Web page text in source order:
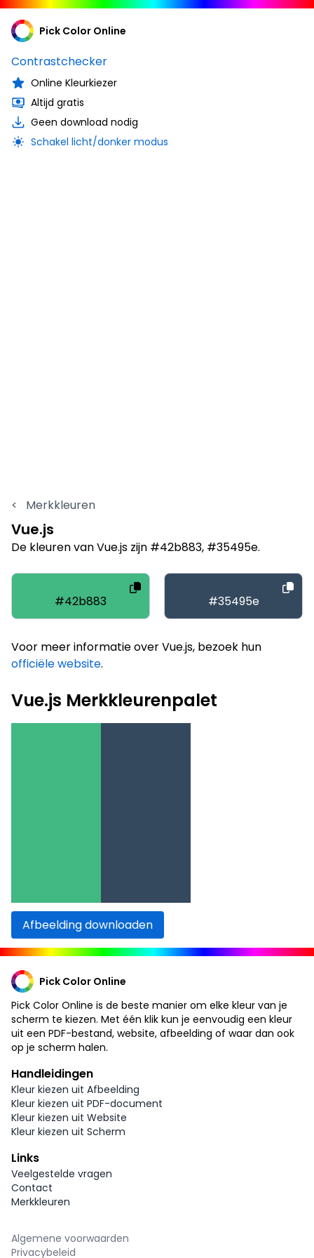
Pick Color Online
Contrastchecker
Online Kleurkiezer
Altijd gratis
Geen download nodig
Schakel licht/donker modus
< Merkkleuren
Vue.js
De kleuren van Vue.js zijn #42b883, #35495e.
#42b883 #35495e
Voor meer informatie over Vue.js, bezoek hun
officiële website.
Vue.js Merkkleurenpalet
Afbeelding downloaden
Pick Color Online
Pick Color Online is de beste manier om elke kleur van je
scherm te kiezen. Met één klik kun je eenvoudig een kleur
uit een PDF-bestand, website, afbeelding of waar dan ook
op je scherm halen.
Handleidingen
Kleur kiezen uit Afbeelding
Kleur kiezen uit PDF-document
Kleur kiezen uit Website
Kleur kiezen uit Scherm
Links
Veelgestelde vragen
Contact
Merkkleuren
Algemene voorwaarden
Privacybeleid